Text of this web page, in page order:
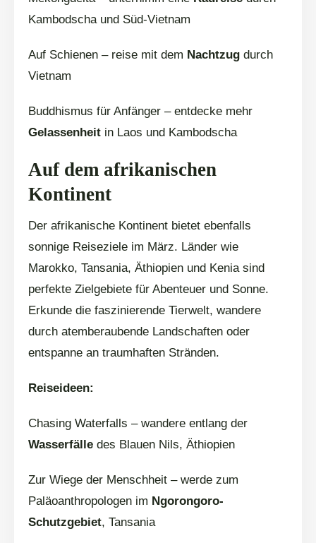
Kambodscha und Süd-Vietnam
Auf Schienen – reise mit dem Nachtzug durch
Vietnam
Buddhismus für Anfänger – entdecke mehr
Gelassenheit in Laos und Kambodscha
Auf dem afrikanischen
Kontinent
Der afrikanische Kontinent bietet ebenfalls
sonnige Reiseziele im März. Länder wie
Marokko, Tansania, Äthiopien und Kenia sind
perfekte Zielgebiete für Abenteuer und Sonne.
Erkunde die faszinierende Tierwelt, wandere
durch atemberaubende Landschaften oder
entspanne an traumhaften Stränden.
Reiseideen:
Chasing Waterfalls – wandere entlang der
Wasserfälle des Blauen Nils, Äthiopien
Zur Wiege der Menschheit – werde zum
Paläoanthropologen im Ngorongoro-
Schutzgebiet, Tansania